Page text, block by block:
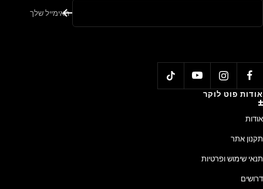
האימייל שלך
אודות פוט לוקר
אודות
תקנון אתר
תנאי שימוש ופרטיות
דרושים